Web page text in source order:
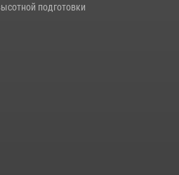
подготовки